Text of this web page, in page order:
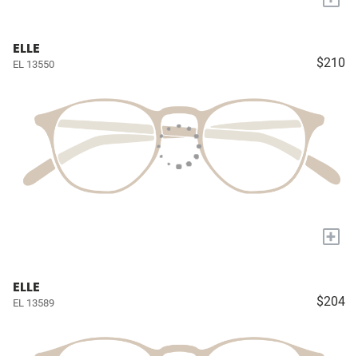
ELLE
EL 13550 $210
+
ELLE
EL 13589 $204